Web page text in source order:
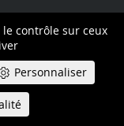
contrôle sur ceux
Personnaliser